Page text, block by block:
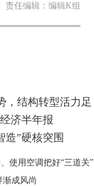
责任编辑：编辑K组
，结构转型活力足
济半年报
造”硬核突围
使用空调把好“三道关”
成风尚